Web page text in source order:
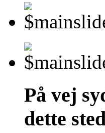
På vej
dette